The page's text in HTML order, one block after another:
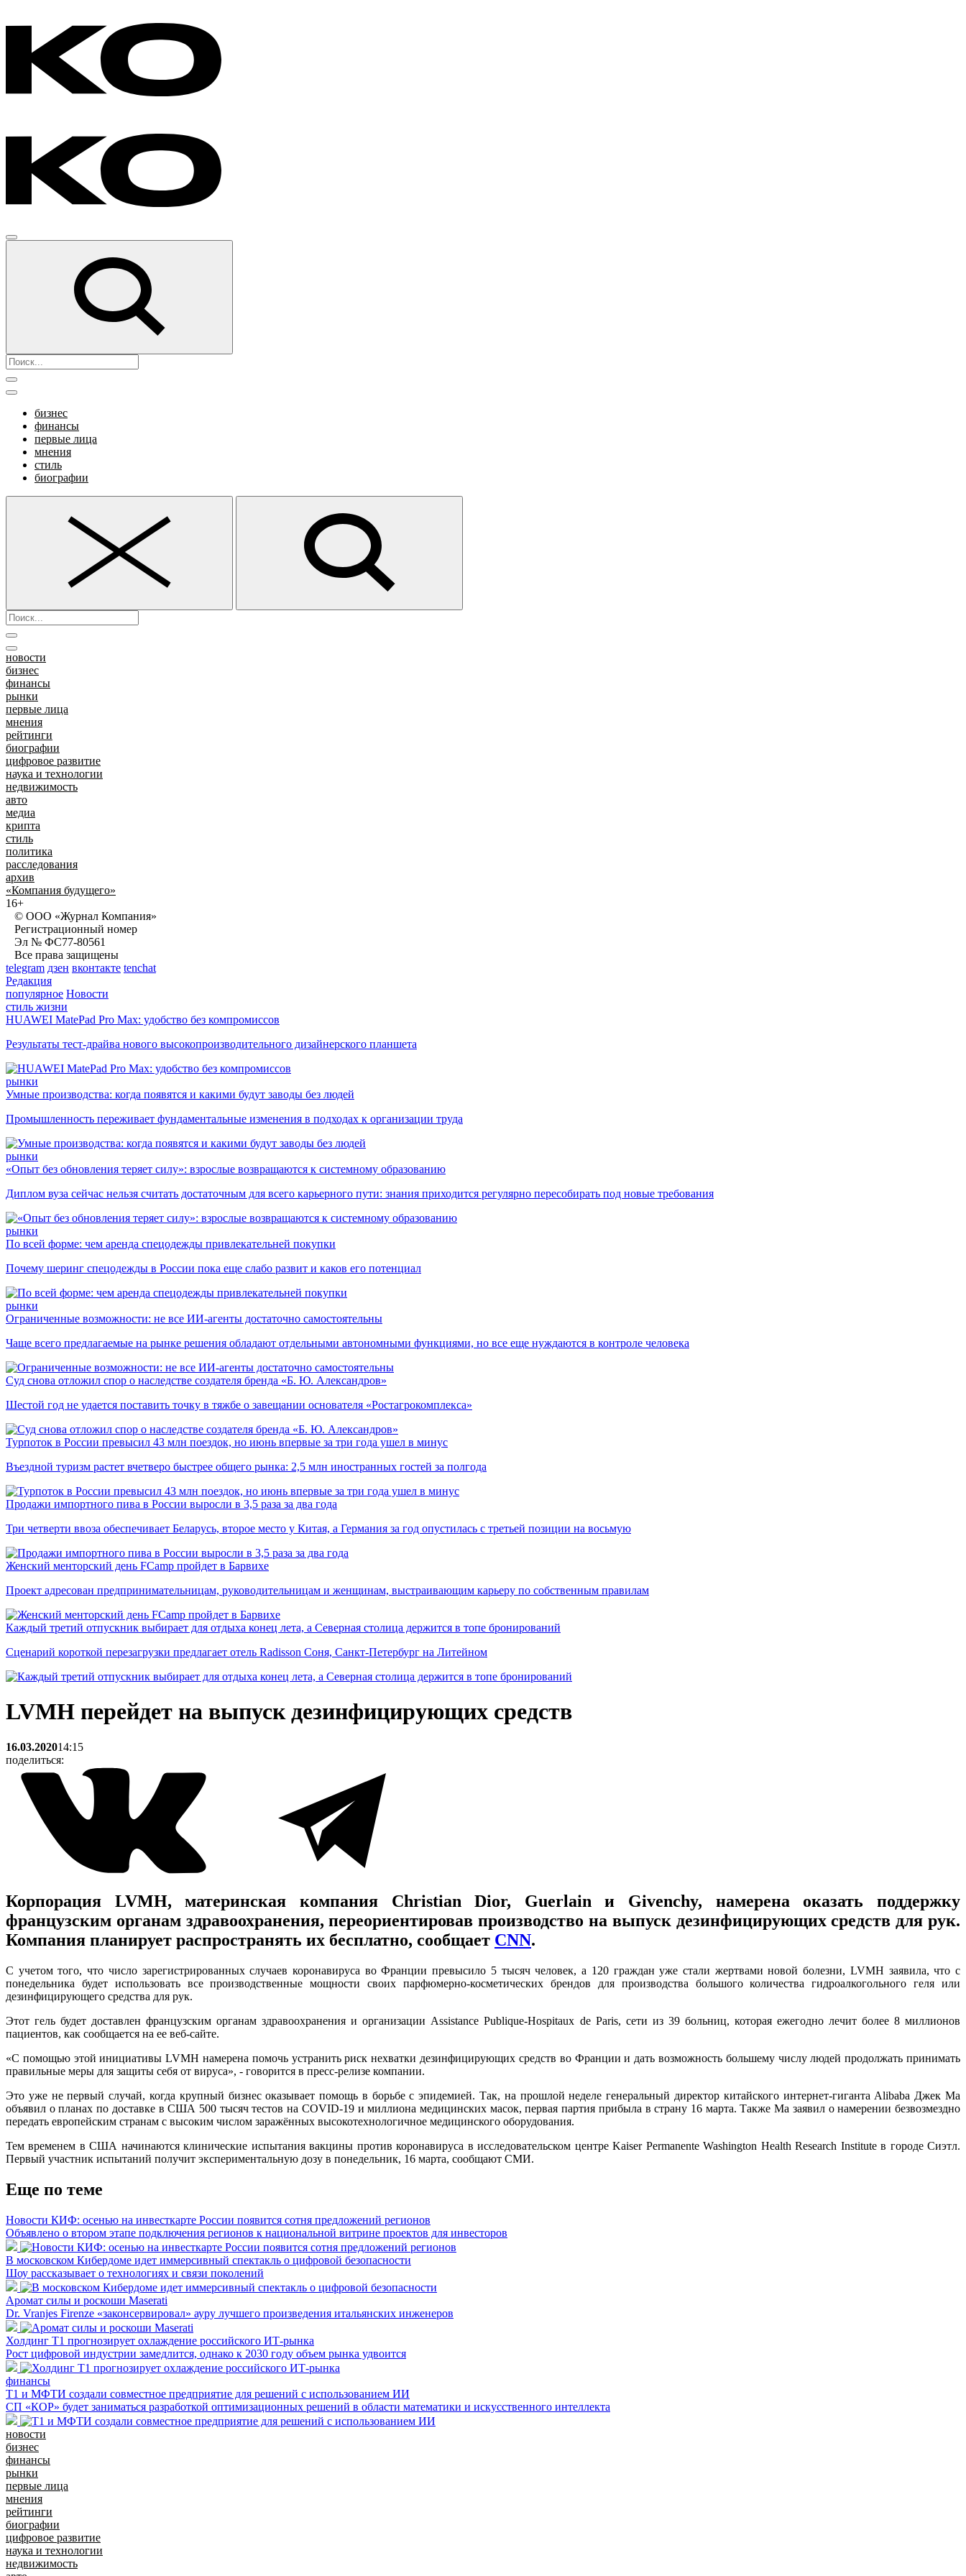
бизнес
финансы
первые лица
мнения
стиль
биографии
новости
бизнес
финансы
рынки
первые лица
мнения
рейтинги
биографии
цифровое развитие
наука и технологии
недвижимость
авто
медиа
крипта
стиль
политика
расследования
архив
«Компания будущего»
16+
© ООО «Журнал Компания»
Регистрационный номер
Эл № ФС77-80561
Все права защищены
telegram дзен вконтакте tenchat
Редакция
популярное Новости
стиль жизни
HUAWEI MatePad Pro Max: удобство без компромиссов
Результаты тест-драйва нового высокопроизводительного дизайнерского планшета
рынки
Умные производства: когда появятся и какими будут заводы без людей
Промышленность переживает фундаментальные изменения в подходах к организации труда
рынки
«Опыт без обновления теряет силу»: взрослые возвращаются к системному образованию
Диплом вуза сейчас нельзя считать достаточным для всего карьерного пути: знания приходится регулярно пересобирать под новые требования
рынки
По всей форме: чем аренда спецодежды привлекательней покупки
Почему шеринг спецодежды в России пока еще слабо развит и каков его потенциал
рынки
Ограниченные возможности: не все ИИ-агенты достаточно самостоятельны
Чаще всего предлагаемые на рынке решения обладают отдельными автономными функциями, но все еще нуждаются в контроле человека
Суд снова отложил спор о наследстве создателя бренда «Б. Ю. Александров»
Шестой год не удается поставить точку в тяжбе о завещании основателя «Ростагрокомплекса»
Турпоток в России превысил 43 млн поездок, но июнь впервые за три года ушел в минус
Въездной туризм растет вчетверо быстрее общего рынка: 2,5 млн иностранных гостей за полгода
Продажи импортного пива в России выросли в 3,5 раза за два года
Три четверти ввоза обеспечивает Беларусь, второе место у Китая, а Германия за год опустилась с третьей позиции на восьмую
Женский менторский день FCamp пройдет в Барвихе
Проект адресован предпринимательницам, руководительницам и женщинам, выстраивающим карьеру по собственным правилам
Каждый третий отпускник выбирает для отдыха конец лета, а Северная столица держится в топе бронирований
Сценарий короткой перезагрузки предлагает отель Radisson Соня, Санкт-Петербург на Литейном
LVMH перейдет на выпуск дезинфицирующих средств
16.03.202014:15
поделиться:
Корпорация LVMH, материнская компания Christian Dior, Guerlain и Givenchy, намерена оказать поддержку
французским органам здравоохранения, переориентировав производство на выпуск дезинфицирующих средств для рук.
Компания планирует распространять их бесплатно, сообщает CNN.
С учетом того, что число зарегистрированных случаев коронавируса во Франции превысило 5 тысяч человек, а 120 граждан уже стали жертвами новой болезни, LVMH заявила, что с
понедельника будет использовать все производственные мощности своих парфюмерно-косметических брендов для производства большого количества гидроалкогольного геля или
дезинфицирующего средства для рук.
Этот гель будет доставлен французским органам здравоохранения и организации Assistance Publique-Hospitaux de Paris, сети из 39 больниц, которая ежегодно лечит более 8 миллионов
пациентов, как сообщается на ее веб-сайте.
«С помощью этой инициативы LVMH намерена помочь устранить риск нехватки дезинфицирующих средств во Франции и дать возможность большему числу людей продолжать принимать
правильные меры для защиты себя от вируса», - говорится в пресс-релизе компании.
Это уже не первый случай, когда крупный бизнес оказывает помощь в борьбе с эпидемией. Так, на прошлой неделе генеральный директор китайского интернет-гиганта Alibaba Джек Ма
объявил о планах по доставке в США 500 тысяч тестов на COVID-19 и миллиона медицинских масок, первая партия прибыла в страну 16 марта. Также Ма заявил о намерении безвозмездно
передать европейским странам с высоким числом заражённых высокотехнологичное медицинского оборудования.
Тем временем в США начинаются клинические испытания вакцины против коронавируса в исследовательском центре Kaiser Permanente Washington Health Research Institute в городе Сиэтл.
Первый участник испытаний получит экспериментальную дозу в понедельник, 16 марта, сообщают СМИ.
Еще по теме
Новости КИФ: осенью на инвесткарте России появится сотня предложений регионов
Объявлено о втором этапе подключения регионов к национальной витрине проектов для инвесторов
В московском Кибердоме идет иммерсивный спектакль о цифровой безопасности
Шоу рассказывает о технологиях и связи поколений
Аромат силы и роскоши Maserati
Dr. Vranjes Firenze «законсервировал» ауру лучшего произведения итальянских инженеров
Холдинг Т1 прогнозирует охлаждение российского ИТ-рынка
Рост цифровой индустрии замедлится, однако к 2030 году объем рынка удвоится
финансы
Т1 и МФТИ создали совместное предприятие для решений с использованием ИИ
СП «КОР» будет заниматься разработкой оптимизационных решений в области математики и искусственного интеллекта
новости
бизнес
финансы
рынки
первые лица
мнения
рейтинги
биографии
цифровое развитие
наука и технологии
недвижимость